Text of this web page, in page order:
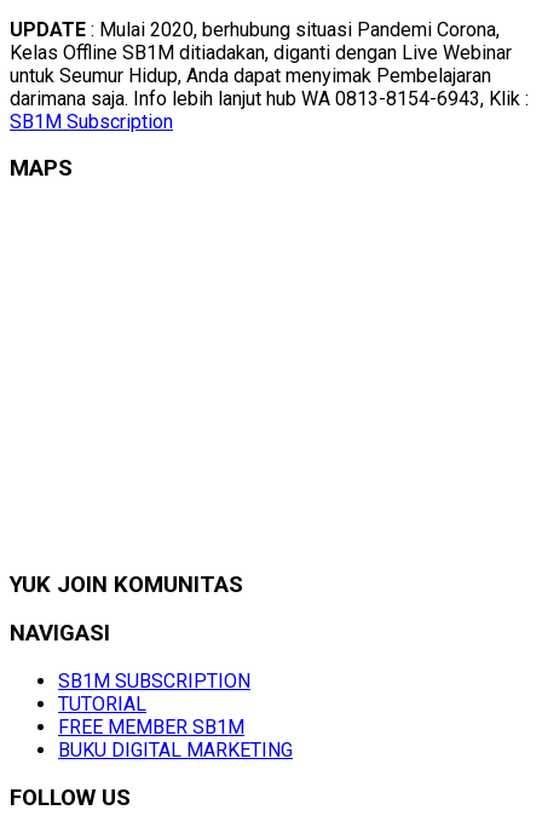
UPDATE : Mulai 2020, berhubung situasi Pandemi Corona,
Kelas Offline SB1M ditiadakan, diganti dengan Live Webinar
untuk Seumur Hidup, Anda dapat menyimak Pembelajaran
darimana saja. Info lebih lanjut hub WA 0813-8154-6943, Klik :
SB1M Subscription
MAPS
YUK JOIN KOMUNITAS
NAVIGASI
SB1M SUBSCRIPTION
TUTORIAL
FREE MEMBER SB1M
BUKU DIGITAL MARKETING
FOLLOW US